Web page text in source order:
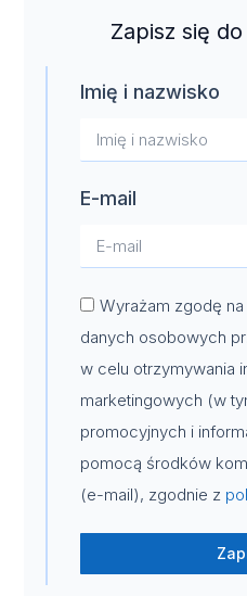
Zapisz się
Imię i nazwisko
E-mail
Wyrażam zgodę
danych osobowych
w celu otrzymywania
marketingowych (w
promocyjnych i
pomocą środków
(e-mail), zgodnie z